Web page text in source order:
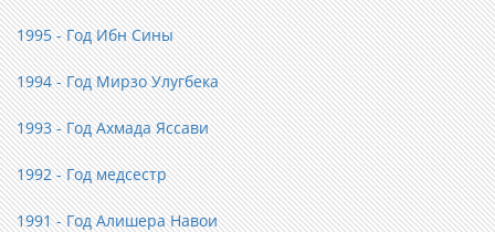
1995 - Год Ибн Сины
1994 - Год Мирзо Улугбека
1993 - Год Ахмада Яссави
1992 - Год медсестр
1991 - Год Алишера Навои